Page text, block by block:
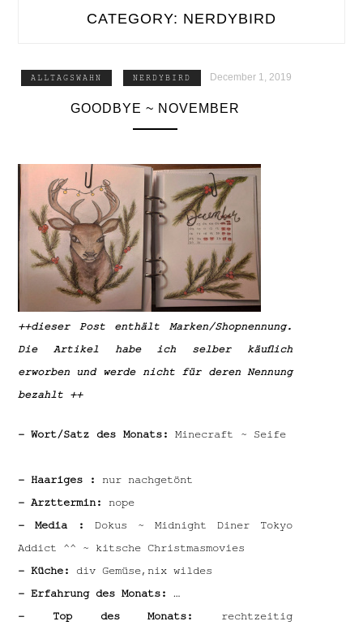
CATEGORY: NERDYBIRD
ALLTAGSWAHN NERDYBIRD December 1, 2019
GOODBYE ~ NOVEMBER
++dieser Post enthält Marken/Shopnennung.
Die Artikel habe ich selber käuflich
erworben und werde nicht für deren Nennung
bezahlt ++
– Wort/Satz des Monats: Minecraft ~ Seife
– Haariges :
nur nachgetönt
– Arzttermin:
nope
– Media :
Dokus ~ Midnight Diner Tokyo
Addict ^^ ~ kitsche Christmasmovies
– Küche:
div Gemüse,nix wildes
– Erfahrung des Monats: …
– Top des Monats:
rechtzeitig